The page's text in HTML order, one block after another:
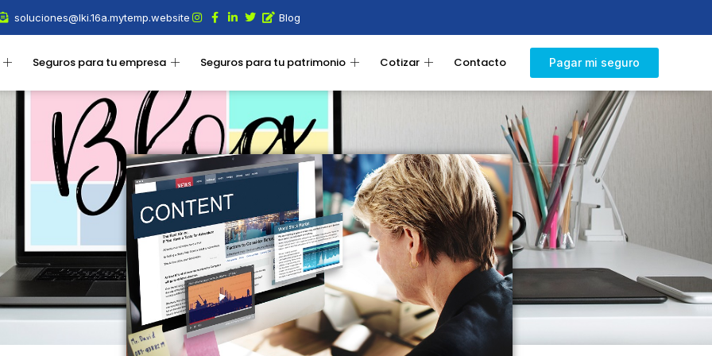
soluciones@lki.16a.mytemp.website Blog
Seguros para tu empresa Seguros para tu patrimonio Cotizar Contacto Pagar mi seguro